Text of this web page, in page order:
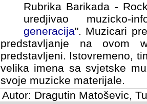
Rubrika Barikada -
uredjivao muzicko-
Muzicari predstavljeni u
na ovom web portalu
Istovremeno, tim nacinom
sa svjetske muzicke scene
materijale.
Autor: Dragutin Matoševic,